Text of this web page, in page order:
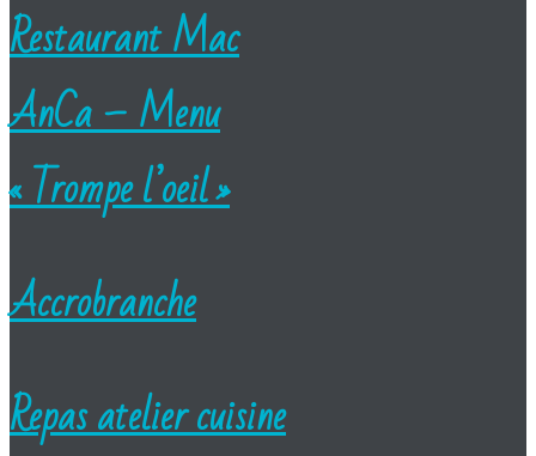
Restaurant Mac
AnCa – Menu
« Trompe l’oeil »
Accrobranche
Repas atelier cuisine